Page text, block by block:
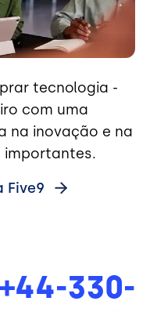
tecnologia -
com uma
na inovação e na
importantes.
Five9
+44-330-